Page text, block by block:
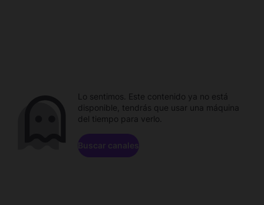
Lo sentimos. Este contenido ya no está
disponible, tendrás que usar una máquina
del tiempo para verlo.
Buscar canales